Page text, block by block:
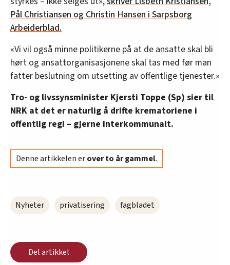
Pål Christiansen og Christin Hansen i Sarpsborg
Arbeiderblad.
«Vi vil også minne politikerne på at de ansatte skal bli
hørt og ansattorganisasjonene skal tas med før man
fatter beslutning om utsetting av offentlige tjenester.»
Tro- og livssynsminister Kjersti Toppe (Sp) sier til
NRK at det er naturlig å drifte krematoriene i
offentlig regi – gjerne interkommunalt.
Denne artikkelen erover to år gammel.
Nyheter privatisering fagbladet
Del artikkel